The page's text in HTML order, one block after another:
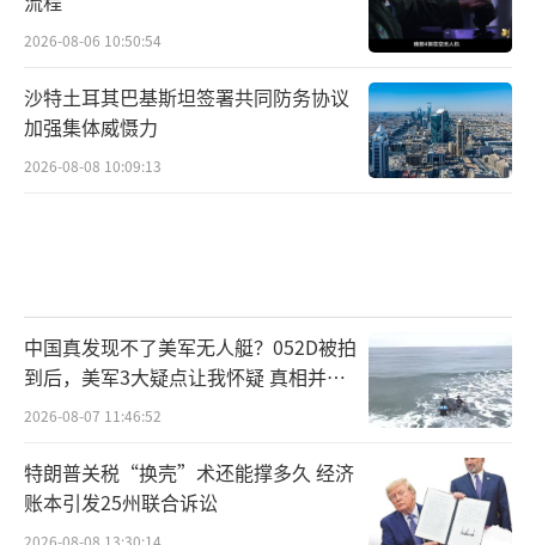
2026-08-06 10:50:54
沙特土耳其巴基斯坦签署共同防务协议
加强集体威慑力
2026-08-08 10:09:13
中国真发现不了美军无人艇？052D被拍
到后，美军3大疑点让我怀疑 真相并非
如此
2026-08-07 11:46:52
特朗普关税“换壳”术还能撑多久 经济
账本引发25州联合诉讼
2026-08-08 13:30:14